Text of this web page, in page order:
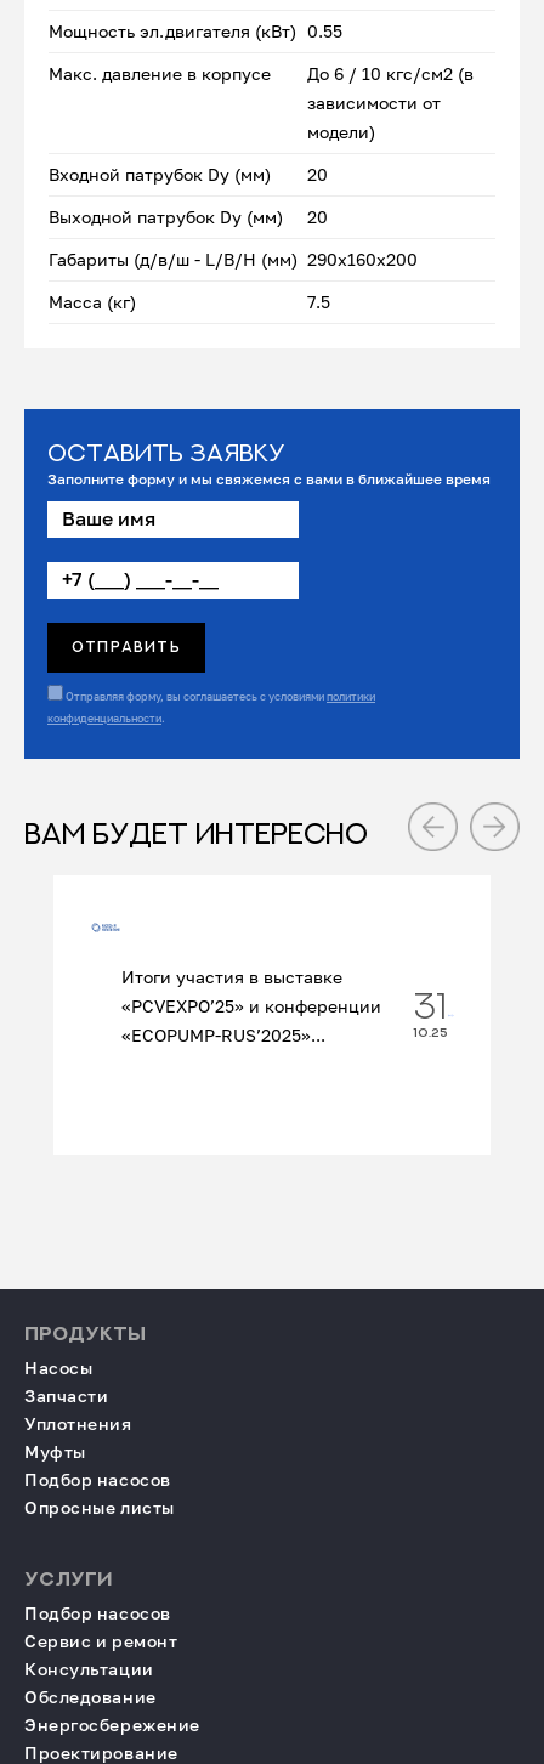
Мощность эл.двигателя (кВт) 0.55
Макс. давление в корпусе
До 6 / 10 кгс/см2 (в
зависимости от
модели)
Входной патрубок Dу (мм) 20
Выходной патрубок Dу (мм) 20
Габариты (д/в/ш - L/B/H (мм) 290x160x200
Масса (кг) 7.5
Оставить заявку
Заполните форму и мы свяжемся с вами в ближайшее время
Отправляя форму, вы соглашаетесь с условиямиполитики
конфиденциальности.
ВАМ БУДЕТ ИНТЕРЕСНО
Итоги участия в выставке
«PCVEXPO’25» и конференции
«ECOPUMP‑RUS’2025»...
31
10.25
ПРОДУКТЫ
Насосы
Запчасти
Уплотнения
Муфты
Подбор насосов
Опросные листы
УСЛУГИ
Подбор насосов
Сервис и ремонт
Консультации
Обследование
Энергосбережение
Проектирование